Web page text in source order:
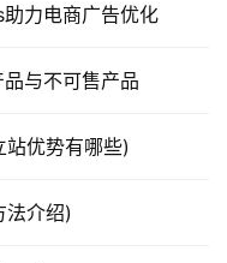
力电商广告优化
与不可售产品
优势有哪些)
介绍)